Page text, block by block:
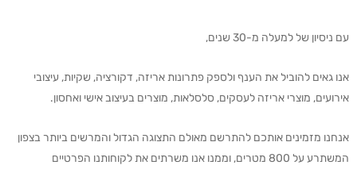
עם ניסיון של למעלה מ-30 שנים,
אנו גאים להוביל את הענף ולספק פתרונות אריזה, דקורציה, שקיות, עיצובי
אירועים, מוצרי אריזה לעסקים, סלסלאות, מוצרים בעיצוב אישי ואחסון.
אנחנו מזמינים אותכם להתרשם מאולם התצוגה הגדול והמרשים ביותר בצפון
המשתרע על 800 מטרים, וממנו אנו משרתים את לקוחותנו הפרטיים